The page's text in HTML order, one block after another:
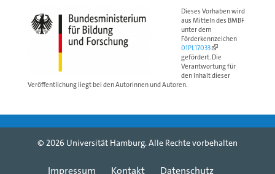
Dieses Vorhaben wird
aus Mitteln des BMBF
unter dem
Förderkennzeichen
01PL17033
gefördert. Die
Verantwortung für
den Inhalt dieser
Veröffentlichung liegt bei den Autorinnen und Autoren.
© 2026 Universität Hamburg. Alle Rechte vorbehalten
Impressum Kontakt Datenschutz